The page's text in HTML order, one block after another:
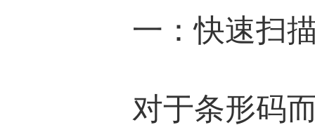
一：快速扫
对于条形码而